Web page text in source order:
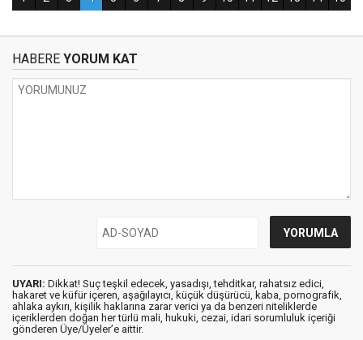
HABERE YORUM KAT
UYARI: Dikkat! Suç teşkil edecek, yasadışı, tehditkar, rahatsız edici,
hakaret ve küfür içeren, aşağılayıcı, küçük düşürücü, kaba, pornografik,
ahlaka aykırı, kişilik haklarına zarar verici ya da benzeri niteliklerde
içeriklerden doğan her türlü mali, hukuki, cezai, idari sorumluluk içeriği
gönderen Üye/Üyeler’e aittir.